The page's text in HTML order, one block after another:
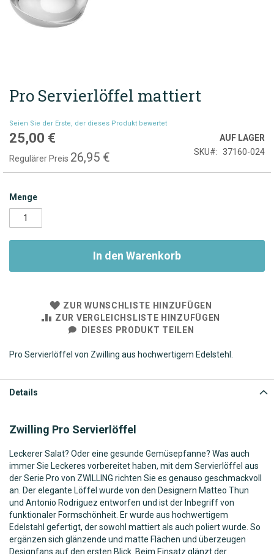
Zum
Anfang
springen
Pro Servierlöffel mattiert
Seien Sie der Erste, der dieses Produkt bewertet
Sonderpreis
25,00 €
Regulärer Preis 26,95 €
AUF LAGER
SKU
37160-024
Menge
In den Warenkorb
ZUR WUNSCHLISTE HINZUFÜGEN
ZUR VERGLEICHSLISTE HINZUFÜGEN
DIESES PRODUKT TEILEN
Pro Servierlöffel von Zwilling aus hochwertigem Edelstehl.
Details
Zwilling Pro Servierlöffel
Leckerer Salat? Oder eine gesunde Gemüsepfanne? Was auch
immer Sie Leckeres vorbereitet haben, mit dem Servierlöffel aus
der Serie Pro von ZWILLING richten Sie es genauso geschmackvoll
an. Der elegante Löffel wurde von den Designern Matteo Thun
und Antonio Rodriguez entworfen und ist der Inbegriff von
funktionaler Formschönheit. Er wurde aus hochwertigem
Edelstahl gefertigt, der sowohl mattiert als auch poliert wurde. So
ergänzen sich glänzende und matte Flächen und überzeugen
Designfans auf den ersten Blick. Beim Einsatz glänzt der